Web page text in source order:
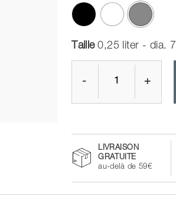
ont été
Taille 0,25 liter - dia.
- +
LIVRAISON
GRATUITE
au-delà de 59€